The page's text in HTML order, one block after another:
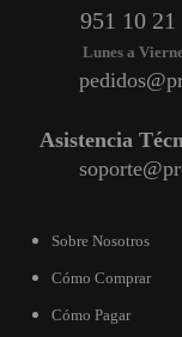
951 10 21
Lunes a
Asistencia
Sobre Nosotros
Cómo Comprar
Cómo Pagar